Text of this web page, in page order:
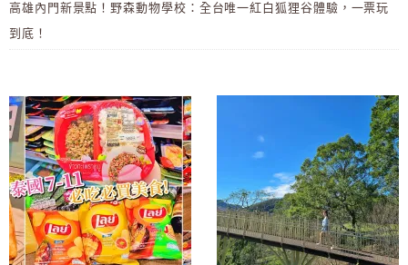
高雄內門新景點！野森動物學校：全台唯一紅白狐狸谷體驗，一票玩
到底！